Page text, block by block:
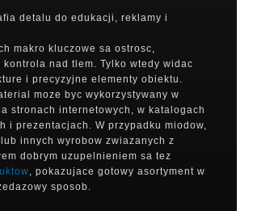
detalu do edukacji, reklamy i
makro kluczowe sa ostrosc,
nad tlem. Tylko wtedy widac
i precyzyjne elementy obiektu.
moze byc wykorzystywany w
stronach internetowych, w katalogach
i prezentacjach. W przypadku miodow,
innych wyrobow zwiazanych z
dobrym uzupelnieniem sa tez
, pokazujace gotowy asortyment w
sposob.